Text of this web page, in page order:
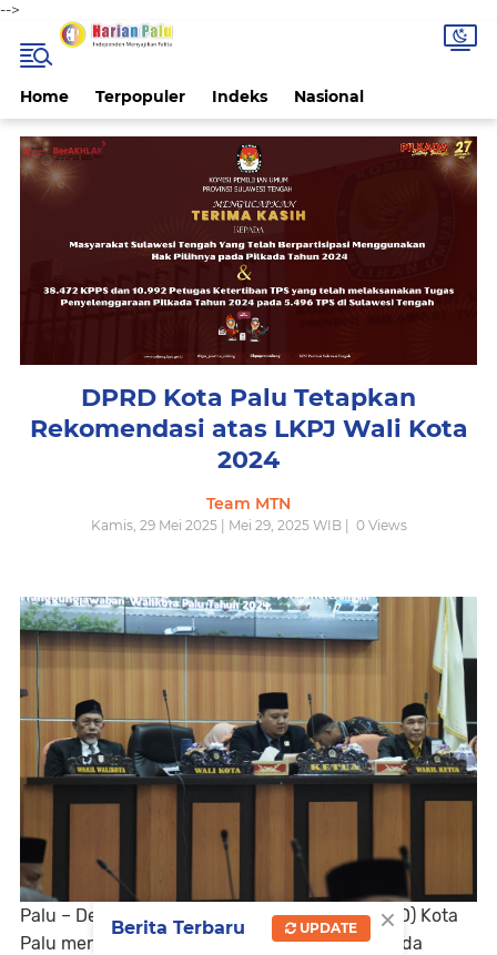
-->
Home Terpopuler Indeks Nasional
DPRD Kota Palu Tetapkan
Rekomendasi atas LKPJ Wali Kota
2024
Team MTN
Kamis, 29 Mei 2025 | Mei 29, 2025 WIB | 0Views
Palu – Dewan Perwakilan Rakyat Daerah (DPRD) Kota
Palu menggelar rapat paripurna dengan agenda
×
Berita Terbaru UPDATE